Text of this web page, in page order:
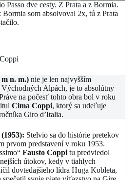
Passo dve cesty. Z Prata a z Bormia.
som absolvoval 2x, tú z Prata
m n. m.) nie je len najvyšším
Alpách, je to absolútny
na počesť tohto obra bol v roku
Cima Coppi, ktorý sa udeľuje
Giro d’Italia.
Stelvio sa do histórie pretekov
prvom predstavení v roku 1953.
Fausto Coppi tu predviedol
útokov, kedy v tiahlych
dovtedajšieho lídra Huga Kobleta,